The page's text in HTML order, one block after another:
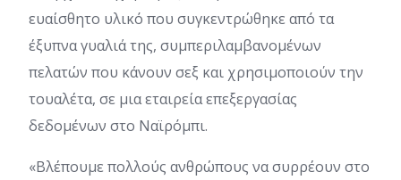
ευαίσθητο υλικό που συγκεντρώθηκε από τα
έξυπνα γυαλιά της, συμπεριλαμβανομένων
πελατών που κάνουν σεξ και χρησιμοποιούν την
τουαλέτα, σε μια εταιρεία επεξεργασίας
δεδομένων στο Ναϊρόμπι.
«Βλέπουμε πολλούς ανθρώπους να συρρέουν στο